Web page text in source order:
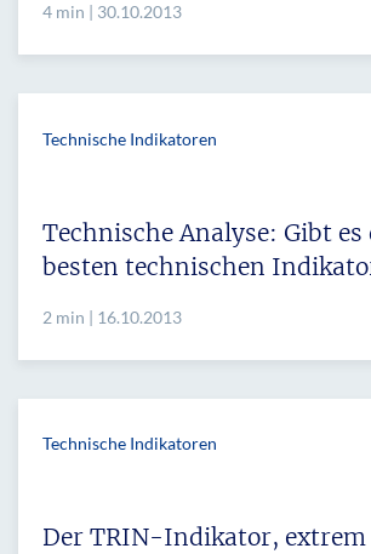
4 min | 30.10.2013
Technische Indikatoren
Technische Analyse: Gibt es
besten technischen
2 min | 16.10.2013
Technische Indikatoren
Der TRIN-Indikator,